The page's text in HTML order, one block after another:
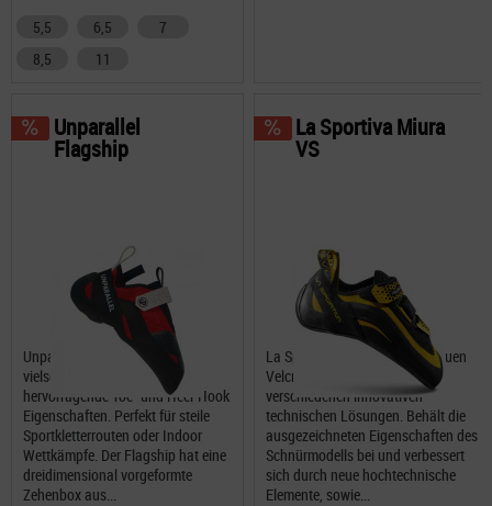
5,5 6,5
7
8,5
11
Unparallel Flagship ist präzise,
vielseitig und verfügt über
hervorragende Toe- und Heel-Hook
Eigenschaften. Perfekt für steile
Sportkletterrouten oder Indoor
Wettkämpfe. Der Flagship hat eine
dreidimensional vorgeformte
Zehenbox aus...
Unparallel
Flagship
La Sportiva Miura VS in der neuen
Velcro Version, bereichert mit
verschiedenen innovativen
technischen Lösungen. Behält die
ausgezeichneten Eigenschaften des
Schnürmodells bei und verbessert
sich durch neue hochtechnische
Elemente, sowie...
La Sportiva Miura
VS